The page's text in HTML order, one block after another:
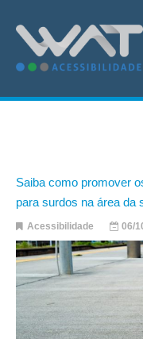
Saiba como promover
para surdos na área da
Acessibilidade 06/